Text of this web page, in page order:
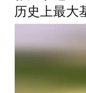
历史上最大